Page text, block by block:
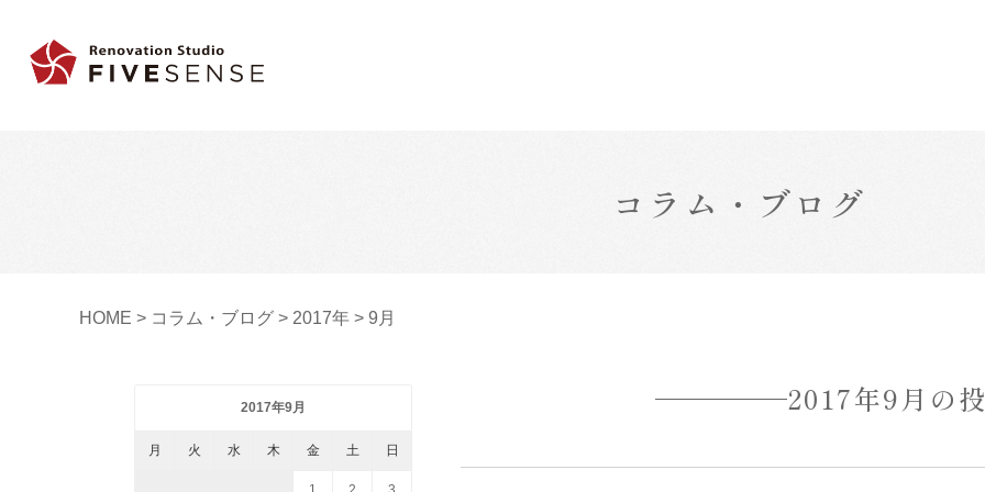
コラム・ブログ
HOME > コラム・ブログ > 2017年 > 9月
2017年9月の
2017年9月
月 火 水 木 金 土 日